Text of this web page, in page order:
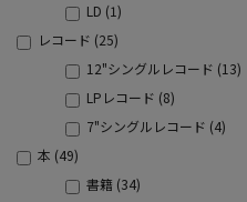
LD (1)
レコード (25)
12"シングルレコード (13)
LPレコード (8)
7"シングルレコード (4)
本 (49)
書籍 (34)